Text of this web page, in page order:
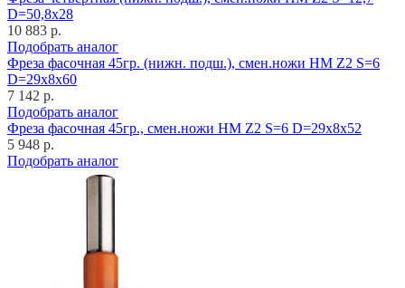
D=50,8x28
10 883 р.
Подобрать аналог
Фреза фасочная 45гр. (нижн. подш.), смен.ножи HM Z2 S=6
D=29x8x60
7 142 р.
Подобрать аналог
Фреза фасочная 45гр., смен.ножи HM Z2 S=6 D=29x8x52
5 948 р.
Подобрать аналог